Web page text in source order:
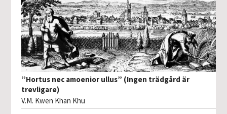
”Hortus nec amoenior ullus” (Ingen trädgård är
trevligare)
V.M. Kwen Khan Khu